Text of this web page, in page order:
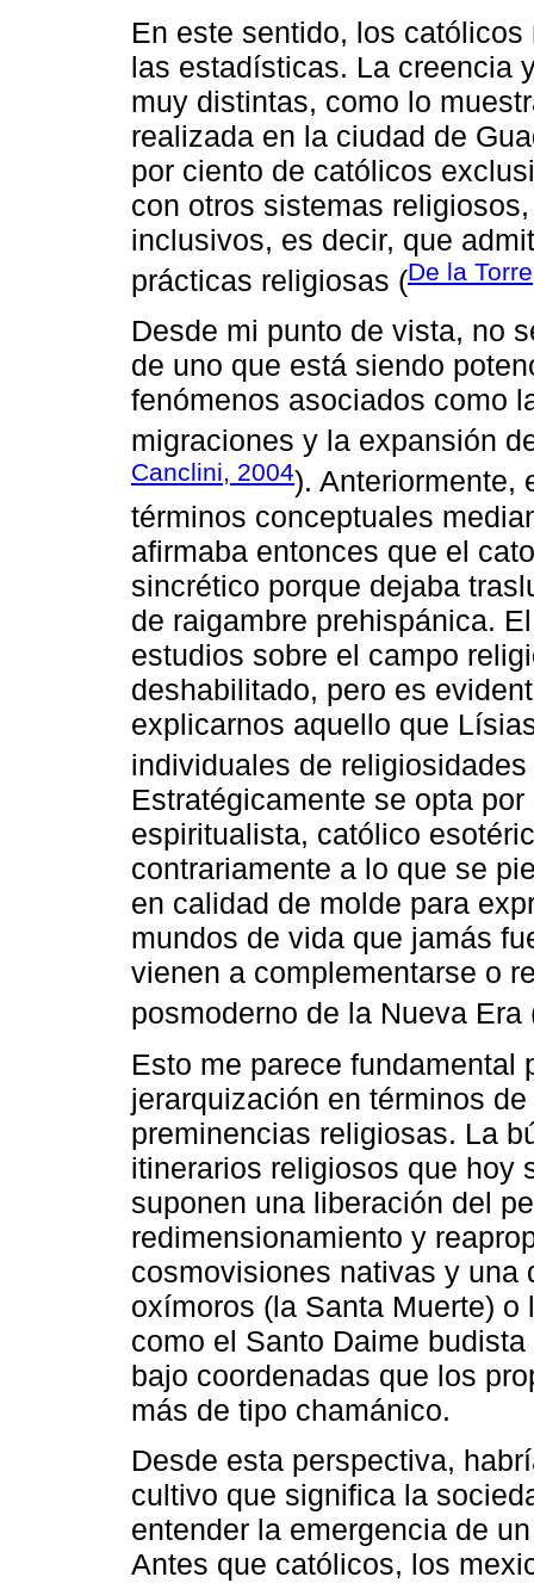
En este sentido, los
las estadísticas. La creencia
muy distintas, como lo
realizada en la ciudad de
por ciento de católicos
con otros sistemas
inclusivos, es decir, que
prácticas religiosas (De la
Desde mi punto de vista, no
de uno que está siendo
fenómenos asociados como
migraciones y la expansión
Canclini, 2004). Anteriormente,
términos conceptuales
afirmaba entonces que el
sincrético porque dejaba
de raigambre prehispánica.
estudios sobre el campo
deshabilitado, pero es
explicarnos aquello que
individuales de religiosidades
Estratégicamente se opta
espiritualista, católico
contrariamente a lo que se
en calidad de molde para
mundos de vida que jamás
vienen a complementarse o
posmoderno de la Nueva Era
Esto me parece fundamental
jerarquización en términos
preminencias religiosas. La
itinerarios religiosos que hoy
suponen una liberación del
redimensionamiento y
cosmovisiones nativas y una
oxímoros (la Santa Muerte)
como el Santo Daime
bajo coordenadas que los
más de tipo chamánico.
Desde esta perspectiva,
cultivo que significa la
entender la emergencia de
Antes que católicos, los